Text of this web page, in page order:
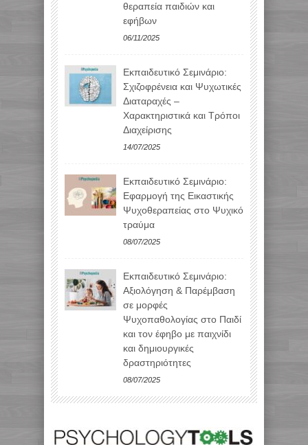
θεραπεία παιδιών και
εφήβων
06/11/2025
Εκπαιδευτικό Σεμινάριο:
Σχιζοφρένεια και Ψυχωτικές
Διαταραχές –
Χαρακτηριστικά και Τρόποι
Διαχείρισης
14/07/2025
Εκπαιδευτικό Σεμινάριο:
Εφαρμογή της Εικαστικής
Ψυχοθεραπείας στο Ψυχικό
τραύμα
08/07/2025
Εκπαιδευτικό Σεμινάριο:
Αξιολόγηση & Παρέμβαση
σε μορφές
Ψυχοπαθολογίας στο Παιδί
και τον έφηβο με παιχνίδι
και δημιουργικές
δραστηριότητες
08/07/2025